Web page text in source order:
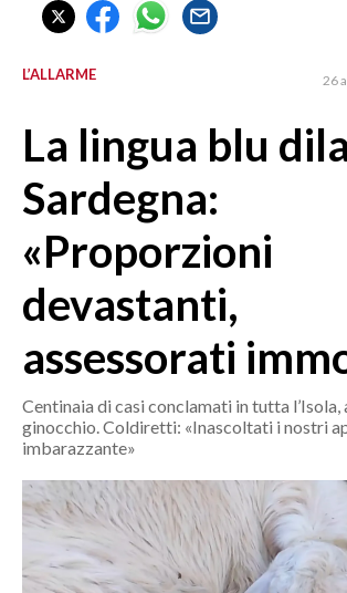
CAGLIARI
SULCIS IGLESIENTE
ORISTANO E PROVINCIA
SASSARI E PROVINCIA
GALLURA
NUORO E PROVINCIA
OGLIASTRA
AGENDA
CRONACA
MONDO
POLITICA
ECONOMIA
SERVIZI ALLE IMPRESE
L’ALLARME 26
La lingua blu
Sardegna:
«Proporzioni
devastanti,
assessorati
Centinaia di casi conclamati in tutta
ginocchio. Coldiretti: «Inascoltati i nostri
imbarazzante»